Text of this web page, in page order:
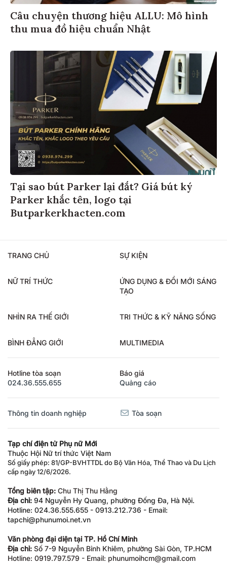
Câu chuyện thương hiệu ALLU: Mô hình
thu mua đồ hiệu chuẩn Nhật
Tại sao bút Parker lại đắt? Giá bút ký
Parker khắc tên, logo tại
Butparkerkhacten.com
TRANG CHỦ SỰ KIỆN
NỮ TRÍ THỨC
ỨNG DỤNG & ĐỔI MỚI SÁNG
TẠO
NHÌN RA THẾ GIỚI TRI THỨC & KỸ NĂNG SỐNG
BÌNH ĐẲNG GIỚI MULTIMEDIA
Hotline tòa soạn
024.36.555.655
Báo giá
Quảng cáo
Thông tin doanh nghiệp Tòa soạn
Tạp chí điện tử Phụ nữ Mới
Thuộc Hội Nữ trí thức Việt Nam
Số giấy phép: 81/GP-BVHTTDL do Bộ Văn Hóa, Thể Thao và Du Lịch
cấp ngày 12/6/2026.
Tổng biên tập: Chu Thị Thu Hằng
Địa chỉ: 94 Nguyễn Hy Quang, phường Đống Đa, Hà Nội.
Hotline: 024.36.555.655 - 0913.212.736 - Email:
tapchi@phunumoi.net.vn
Văn phòng đại diện tại TP. Hồ Chí Minh
Địa chỉ: Số 7-9 Nguyễn Bỉnh Khiêm, phường Sài Gòn, TP.HCM
Hotline: 0919.797.579 - Email: phunumoihcm@gmail.com